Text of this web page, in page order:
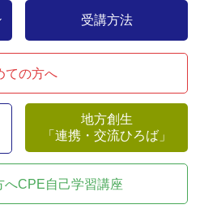
受講方法
ての方へ
地方創生
「連携・交流ひろば」
へCPE自己学習講座